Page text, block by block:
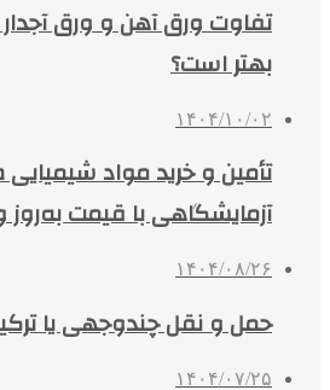
تفاوت ورق آهن و ورق
بهتر است؟
۱۴۰۴/۱۰/۰۲
تأمین و خرید مواد
آزمایشگاهی با قیمت
۱۴۰۴/۰۸/۲۶
حمل و نقل چندوجهی یا
۱۴۰۴/۰۷/۲۵